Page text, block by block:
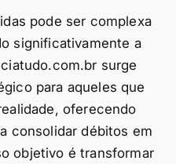
pode ser complexa
significativamente a
surge
para aqueles que
oferecendo
consolidar débitos em
objetivo é transformar